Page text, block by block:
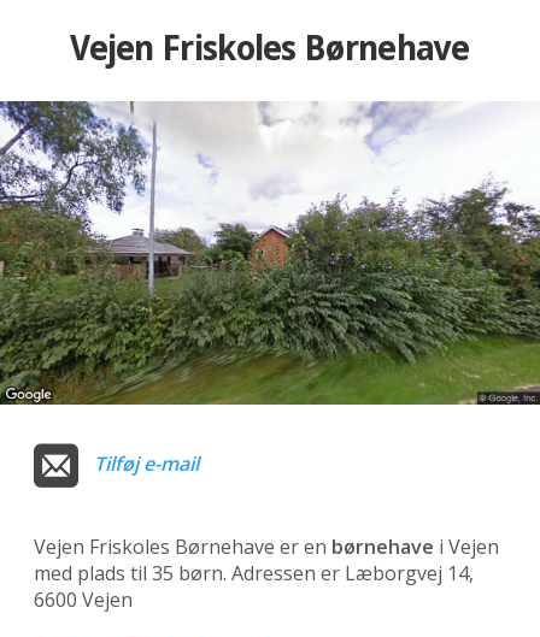
Vejen Friskoles Børnehave
Tilføj e-mail
Vejen Friskoles Børnehave er en børnehave i Vejen
med plads til 35 børn. Adressen er Læborgvej 14,
6600 Vejen